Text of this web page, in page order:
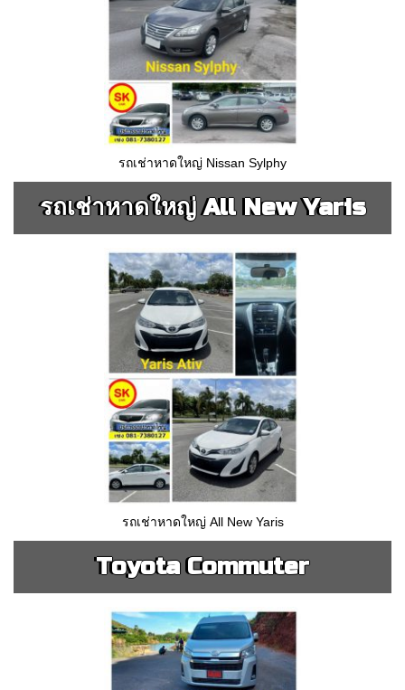
รถเช่าหาดใหญ่ Nissan Sylphy
รถเช่าหาดใหญ่ All New Yaris
รถเช่าหาดใหญ่ All New Yaris
Toyota Commuter